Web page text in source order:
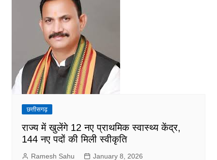
छत्तीसगढ़
राज्य में खुलेंगे 12 नए प्राथमिक स्वास्थ्य केंद्र,
144 नए पदों की मिली स्वीकृति
Ramesh Sahu January 8, 2026